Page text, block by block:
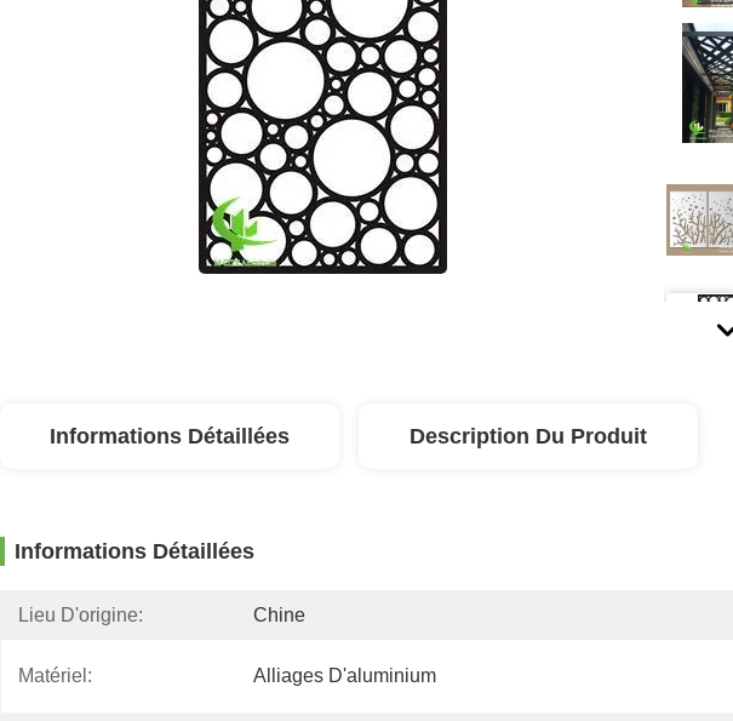
Informations Détaillées Description Du Produit
Informations Détaillées
Lieu D'origine: Chine
Matériel: Alliages D'aluminium